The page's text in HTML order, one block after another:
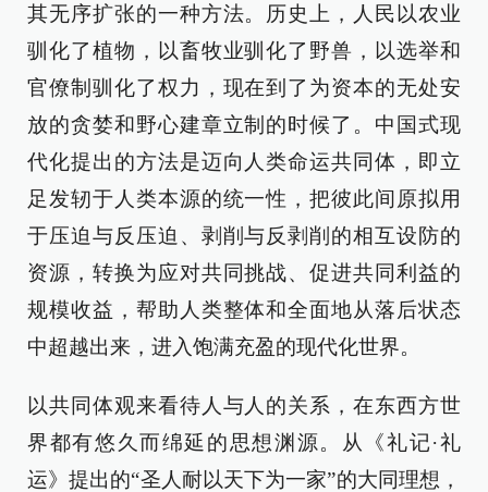
其无序扩张的一种方法。历史上，人民以农业
驯化了植物，以畜牧业驯化了野兽，以选举和
官僚制驯化了权力，现在到了为资本的无处安
放的贪婪和野心建章立制的时候了。中国式现
代化提出的方法是迈向人类命运共同体，即立
足发轫于人类本源的统一性，把彼此间原拟用
于压迫与反压迫、剥削与反剥削的相互设防的
资源，转换为应对共同挑战、促进共同利益的
规模收益，帮助人类整体和全面地从落后状态
中超越出来，进入饱满充盈的现代化世界。
以共同体观来看待人与人的关系，在东西方世
界都有悠久而绵延的思想渊源。从《礼记·礼
运》提出的“圣人耐以天下为一家”的大同理想，